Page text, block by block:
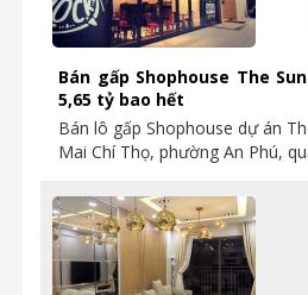
Bán gấp Shophouse The
5,65 tỷ bao hết
Bán lô gấp Shophouse dự án
Mai Chí Thọ, phường An Phú,